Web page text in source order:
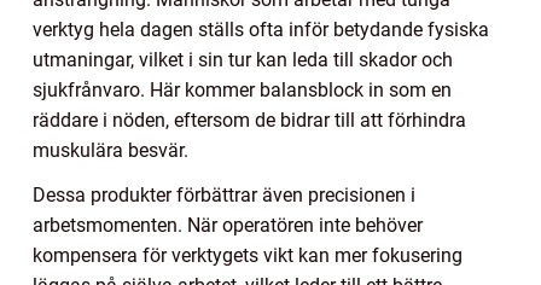
verktyg hela dagen ställs ofta inför betydande fysiska
utmaningar, vilket i sin tur kan leda till skador och
sjukfrånvaro. Här kommer balansblock in som en
räddare i nöden, eftersom de bidrar till att förhindra
muskulära besvär.
Dessa produkter förbättrar även precisionen i
arbetsmomenten. När operatören inte behöver
kompensera för verktygets vikt kan mer fokusering